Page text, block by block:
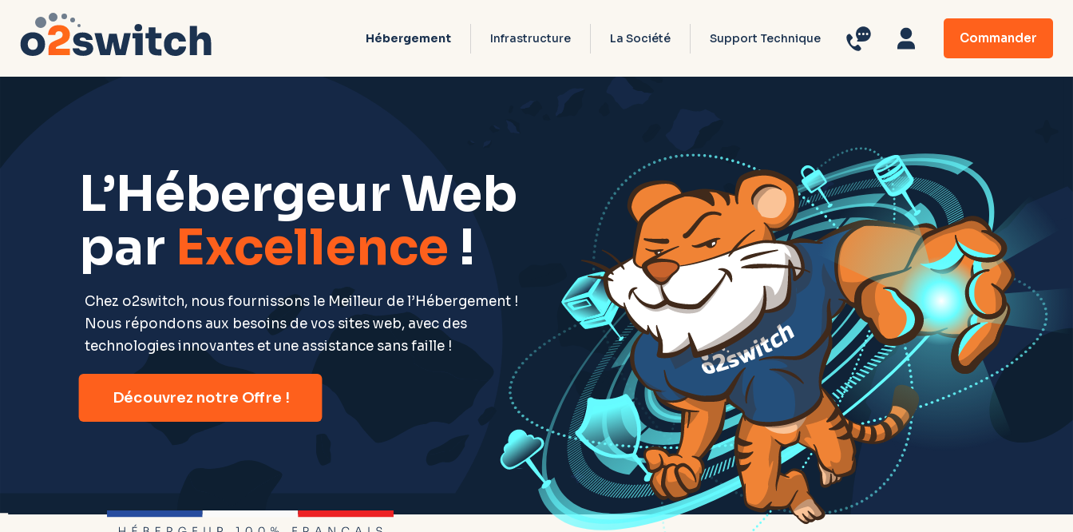
Hébergement Infrastructure La Société Support Technique Commander
L’Hébergeur Web
par Excellence !
Chez o2switch, nous fournissons le Meilleur de l’Hébergement !
Nous répondons aux besoins de vos sites web, avec des
technologies innovantes et une assistance sans faille !
Découvrez notre Offre !